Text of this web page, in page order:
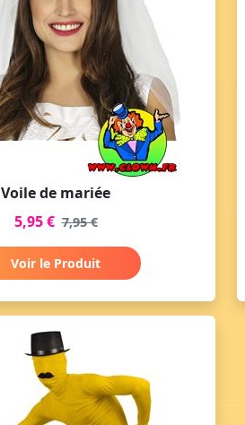
Voile de mariée
5,95 € 7,95 €
Voir le Produit